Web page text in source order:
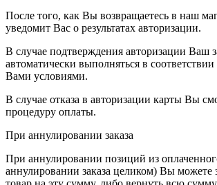
После того, как Вы возвращаетесь в наш
уведомит Вас о результатах авторизации.
В случае подтверждения авторизации Ваш
автоматически выполняться в
Вами условиями.
В случае отказа в авторизации карты Вы
процедуру оплаты.
При аннулировании заказа
При аннулировании позиций из
аннулировании заказа целиком) Вы можете